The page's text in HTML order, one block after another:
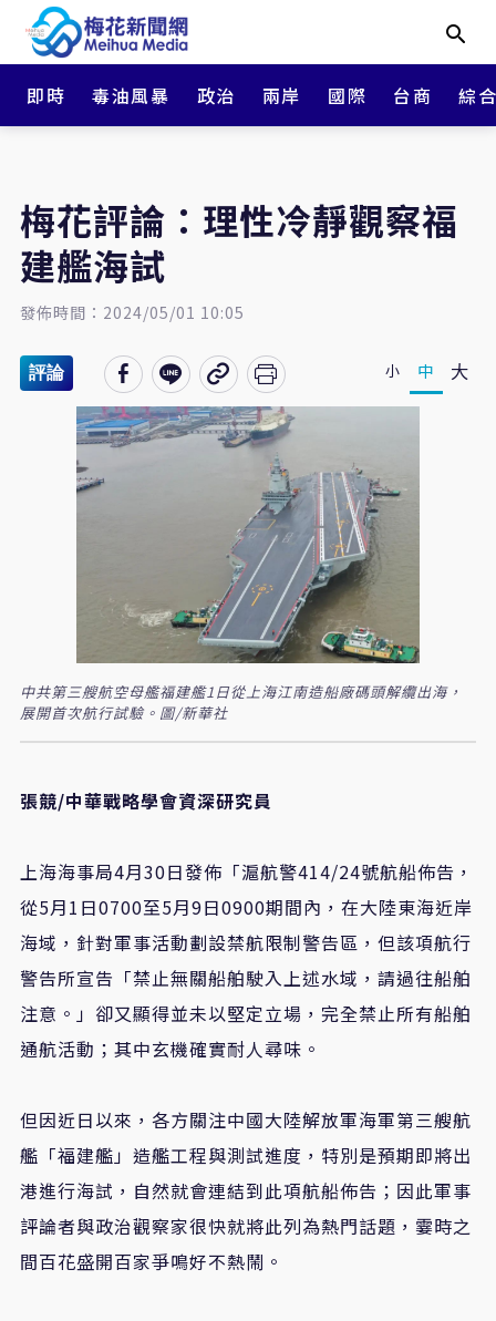
即時 毒油風暴 政治 兩岸 國際 台商 綜
梅花評論：理性冷靜觀察福
建艦海試
發佈時間：2024/05/01 10:05
評論 小 中 大
中共第三艘航空母艦福建艦1日從上海江南造船廠碼頭解纜出海，
展開首次航行試驗。圖/新華社
張競/中華戰略學會資深研究員
上海海事局4月30日發佈「滬航警414/24號航船佈告，
從5月1日0700至5月9日0900期間內，在大陸東海近岸
海域，針對軍事活動劃設禁航限制警告區，但該項航行
警告所宣告「禁止無關船舶駛入上述水域，請過往船舶
注意。」卻又顯得並未以堅定立場，完全禁止所有船舶
通航活動；其中玄機確實耐人尋味。
但因近日以來，各方關注中國大陸解放軍海軍第三艘航
艦「福建艦」造艦工程與測試進度，特別是預期即將出
港進行海試，自然就會連結到此項航船佈告；因此軍事
評論者與政治觀察家很快就將此列為熱門話題，霎時之
間百花盛開百家爭鳴好不熱鬧。